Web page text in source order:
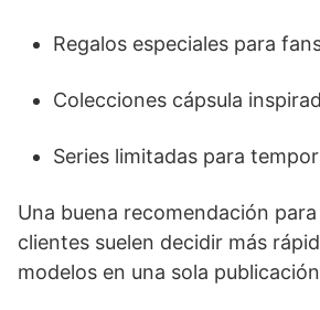
Regalos especiales para
Colecciones cápsula
Series limitadas para
Una buena recomendación
clientes suelen decidir más
modelos en una sola